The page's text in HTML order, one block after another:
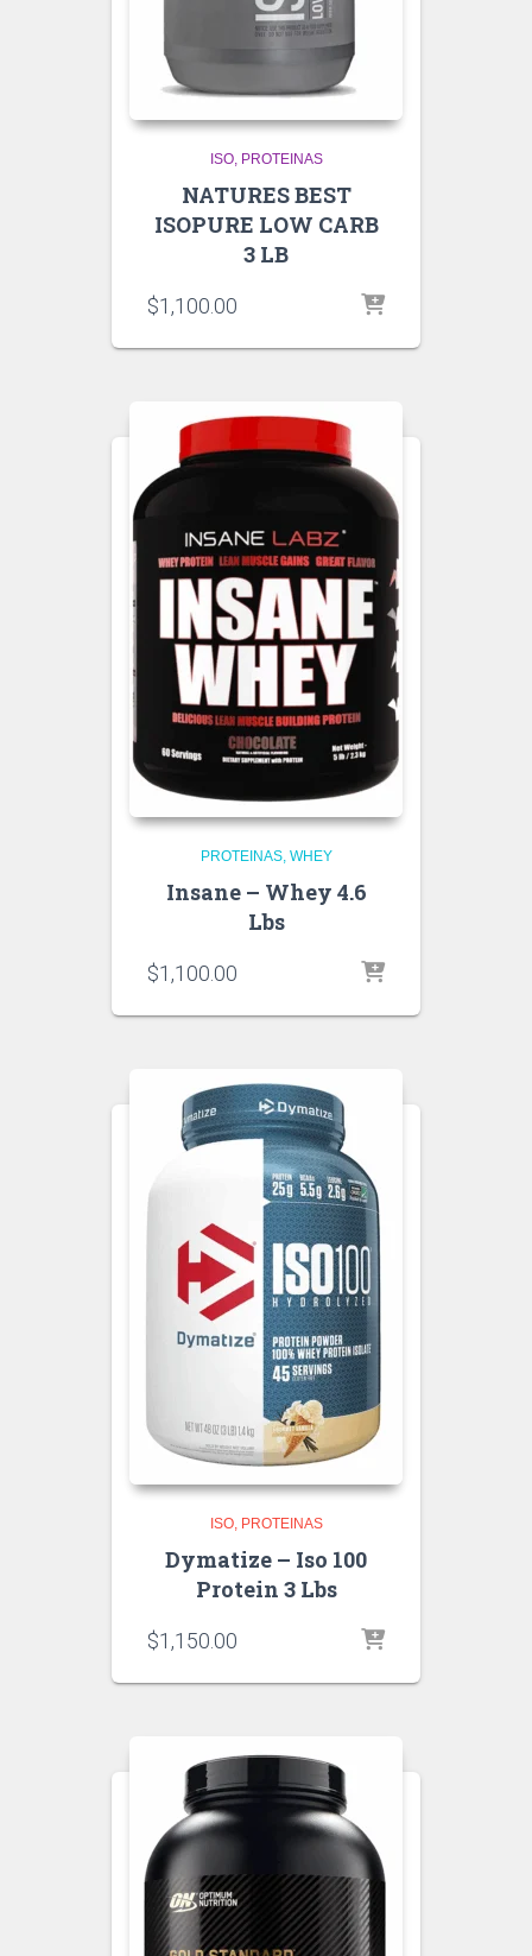
ISO PROTEINAS
NATURES BEST
ISOPURE LOW CARB
3 LB
$1,100.00
PROTEINAS WHEY
Insane – Whey 4.6
Lbs
$1,100.00
ISO PROTEINAS
Dymatize – Iso 100
Protein 3 Lbs
$1,150.00